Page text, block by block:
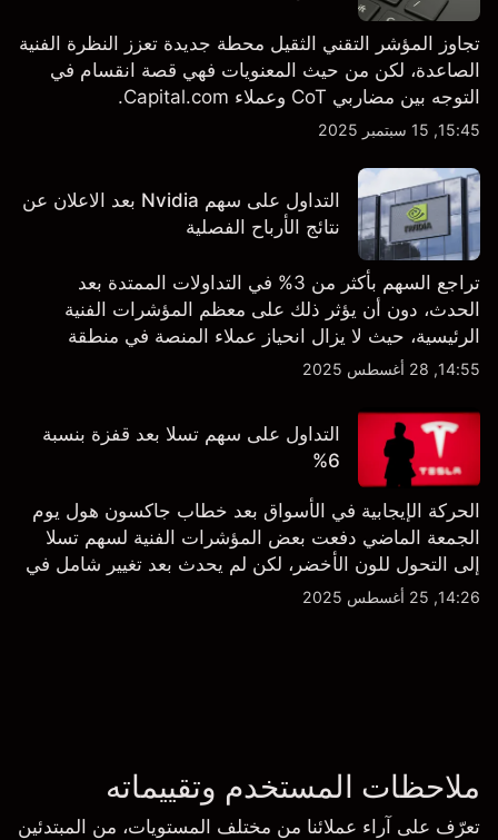
تجاوز المؤشر التقني الثقيل محطة جديدة تعزز النظرة الفنية
الصاعدة، لكن من حيث المعنويات فهي قصة انقسام في
التوجه بين مضاربي CoT وعملاء Capital.com.
15:45, 15 سبتمبر 2025
التداول على سهم Nvidia بعد الاعلان عن
نتائج الأرباح الفصلية
تراجع السهم بأكثر من 3% في التداولات الممتدة بعد
الحدث، دون أن يؤثر ذلك على معظم المؤشرات الفنية
الرئيسية، حيث لا يزال انحياز عملاء المنصة في منطقة
الشراء المفرط.
14:55, 28 أغسطس 2025
التداول على سهم تسلا بعد قفزة بنسبة
6%
الحركة الإيجابية في الأسواق بعد خطاب جاكسون هول يوم
الجمعة الماضي دفعت بعض المؤشرات الفنية لسهم تسلا
إلى التحول للون الأخضر، لكن لم يحدث بعد تغيير شامل في
النظرة الفنية سواء على الإطار اليومي أو الأسبوعي.
14:26, 25 أغسطس 2025
ملاحظات المستخدم وتقييماته
تعرّف على آراء عملائنا من مختلف المستويات، من المبتدئين